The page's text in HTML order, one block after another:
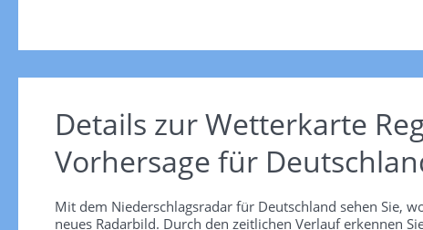
Details zur Wetterkarte
Vorhersage für
Mit dem Niederschlagsradar für Deutschland sehen Sie,
neues Radarbild. Durch den zeitlichen Verlauf erkennen